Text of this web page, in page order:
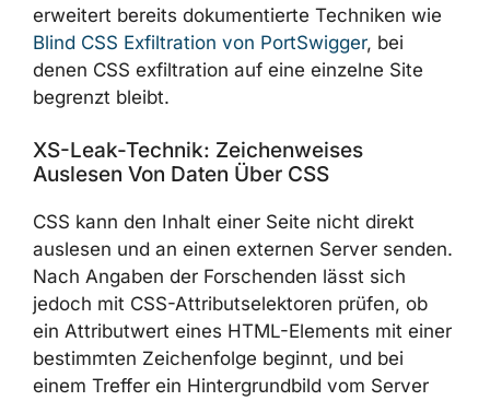
Kontext einer konkreten Seite beschränkt ist.
Dieses Konzept erweitert bereits
dokumentierte Techniken wieBlind CSS
Exfiltration von PortSwigger
bleibt.
Auslesen Von Daten Über CSS
CSS kann den Inhalt einer Seite nicht direkt
auslesen und an einen externen Server
senden. Nach Angaben der Forschenden lässt
sich jedoch mit CSS-Attributselektoren
prüfen, ob ein Attributwert eines HTML-